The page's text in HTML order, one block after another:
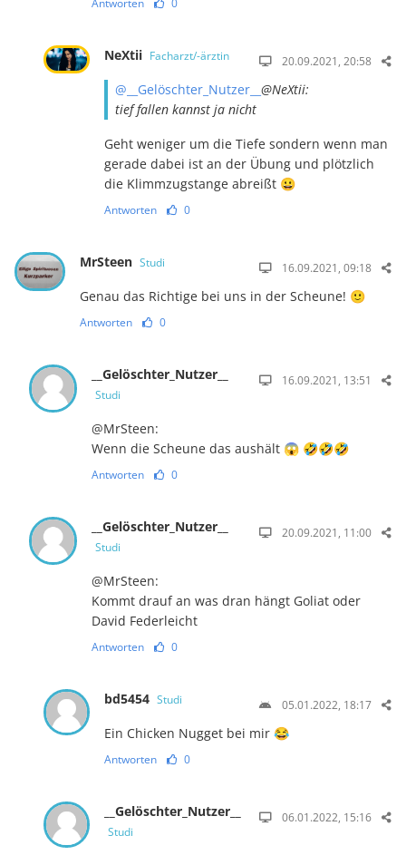
Antworten 0
NeXtii Facharzt/-ärztin 20.09.2021, 20:58
@__Gelöschter_Nutzer__ @NeXtii:
tief fallen kannst ja nicht
Geht weniger um die Tiefe sondern wenn man
gerade dabei ist an der Übung und plötzlich
die Klimmzugstange abreißt 😀
Antworten 0
MrSteen Studi 16.09.2021, 09:18
Genau das Richtige bei uns in der Scheune! 🙂
Antworten 0
__Gelöschter_Nutzer__
Studi
16.09.2021, 13:51
@MrSteen:
Wenn die Scheune das aushält 😱 🤣🤣🤣
Antworten 0
__Gelöschter_Nutzer__
Studi
20.09.2021, 11:00
@MrSteen:
Kommt drauf an was dran hängt Goliat oder
David Federleicht
Antworten 0
bd5454 Studi 05.01.2022, 18:17
Ein Chicken Nugget bei mir 😂
Antworten 0
__Gelöschter_Nutzer__
Studi
06.01.2022, 15:16